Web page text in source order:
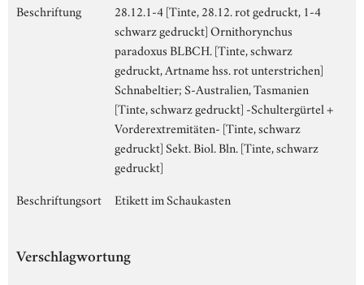
Beschriftung
28.12.1-4 [Tinte, 28.12. rot gedruckt, 1-4
schwarz gedruckt] Ornithorynchus
paradoxus BLBCH. [Tinte, schwarz
gedruckt, Artname hss. rot unterstrichen]
Schnabeltier; S-Australien, Tasmanien
[Tinte, schwarz gedruckt] -Schultergürtel +
Vorderextremitäten- [Tinte, schwarz
gedruckt] Sekt. Biol. Bln. [Tinte, schwarz
gedruckt]
Beschriftungsort
Etikett im Schaukasten
Verschlagwortung